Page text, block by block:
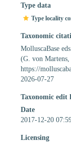
Type data
Type locality
Taxonomic
MolluscaBase
(G. von Martens,
https://
2026-07-27
Taxonomic edit
Date
2017-12-20
Licensing